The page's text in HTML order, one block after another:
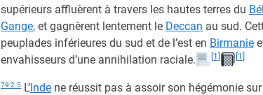
supérieurs affluèrent à travers les hautes terres du
Gange, et gagnèrent lentement le Deccan au sud.
peuplades inférieures du sud et de l’est en Birmanie
envahisseurs d’une annihilation raciale.
[1] [1]
79:2.5 L’Inde ne réussit pas à assoir son hégémonie